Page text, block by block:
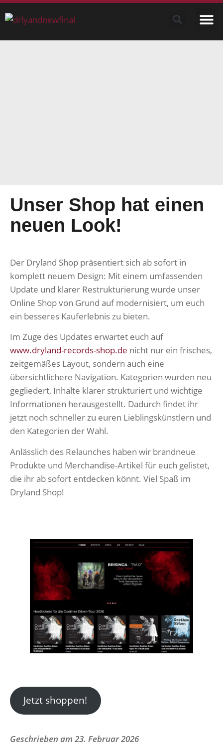
Unser Shop hat einen
neuen Look!
Der Dryland Shop präsentiert sich ab sofort in
komplett neuem Design: Mit einem umfassenden
Update und klarer Restrukturierung wurde unser
Online Shop von Grund auf modernisiert, um euch
ein besseres Kauferlebnis zu bieten.
Im Zuge des Updates erwartet euch auf
www.dryland-records-shop.de nicht nur ein frisches,
zeitgemäßes Layout, sondern auch eine
übersichtlichere Navigation. Kategorien wurden neu
gegliedert, Inhalte klarer strukturiert und wichtige
Informationen herausgestellt. Dadurch findet ihr
jetzt noch schneller zu euren Lieblingskünstlern und
den Kategorien der Wahl.
Anlässlich des Relaunches haben wir brandneue
Produkte und Merchandise-Artikel für euch gelistet,
die ihr ab sofort entdecken könnt. Viel Spaß im
Dryland Shop!
Jetzt shoppen!
Geschrieben am23. Februar 2026